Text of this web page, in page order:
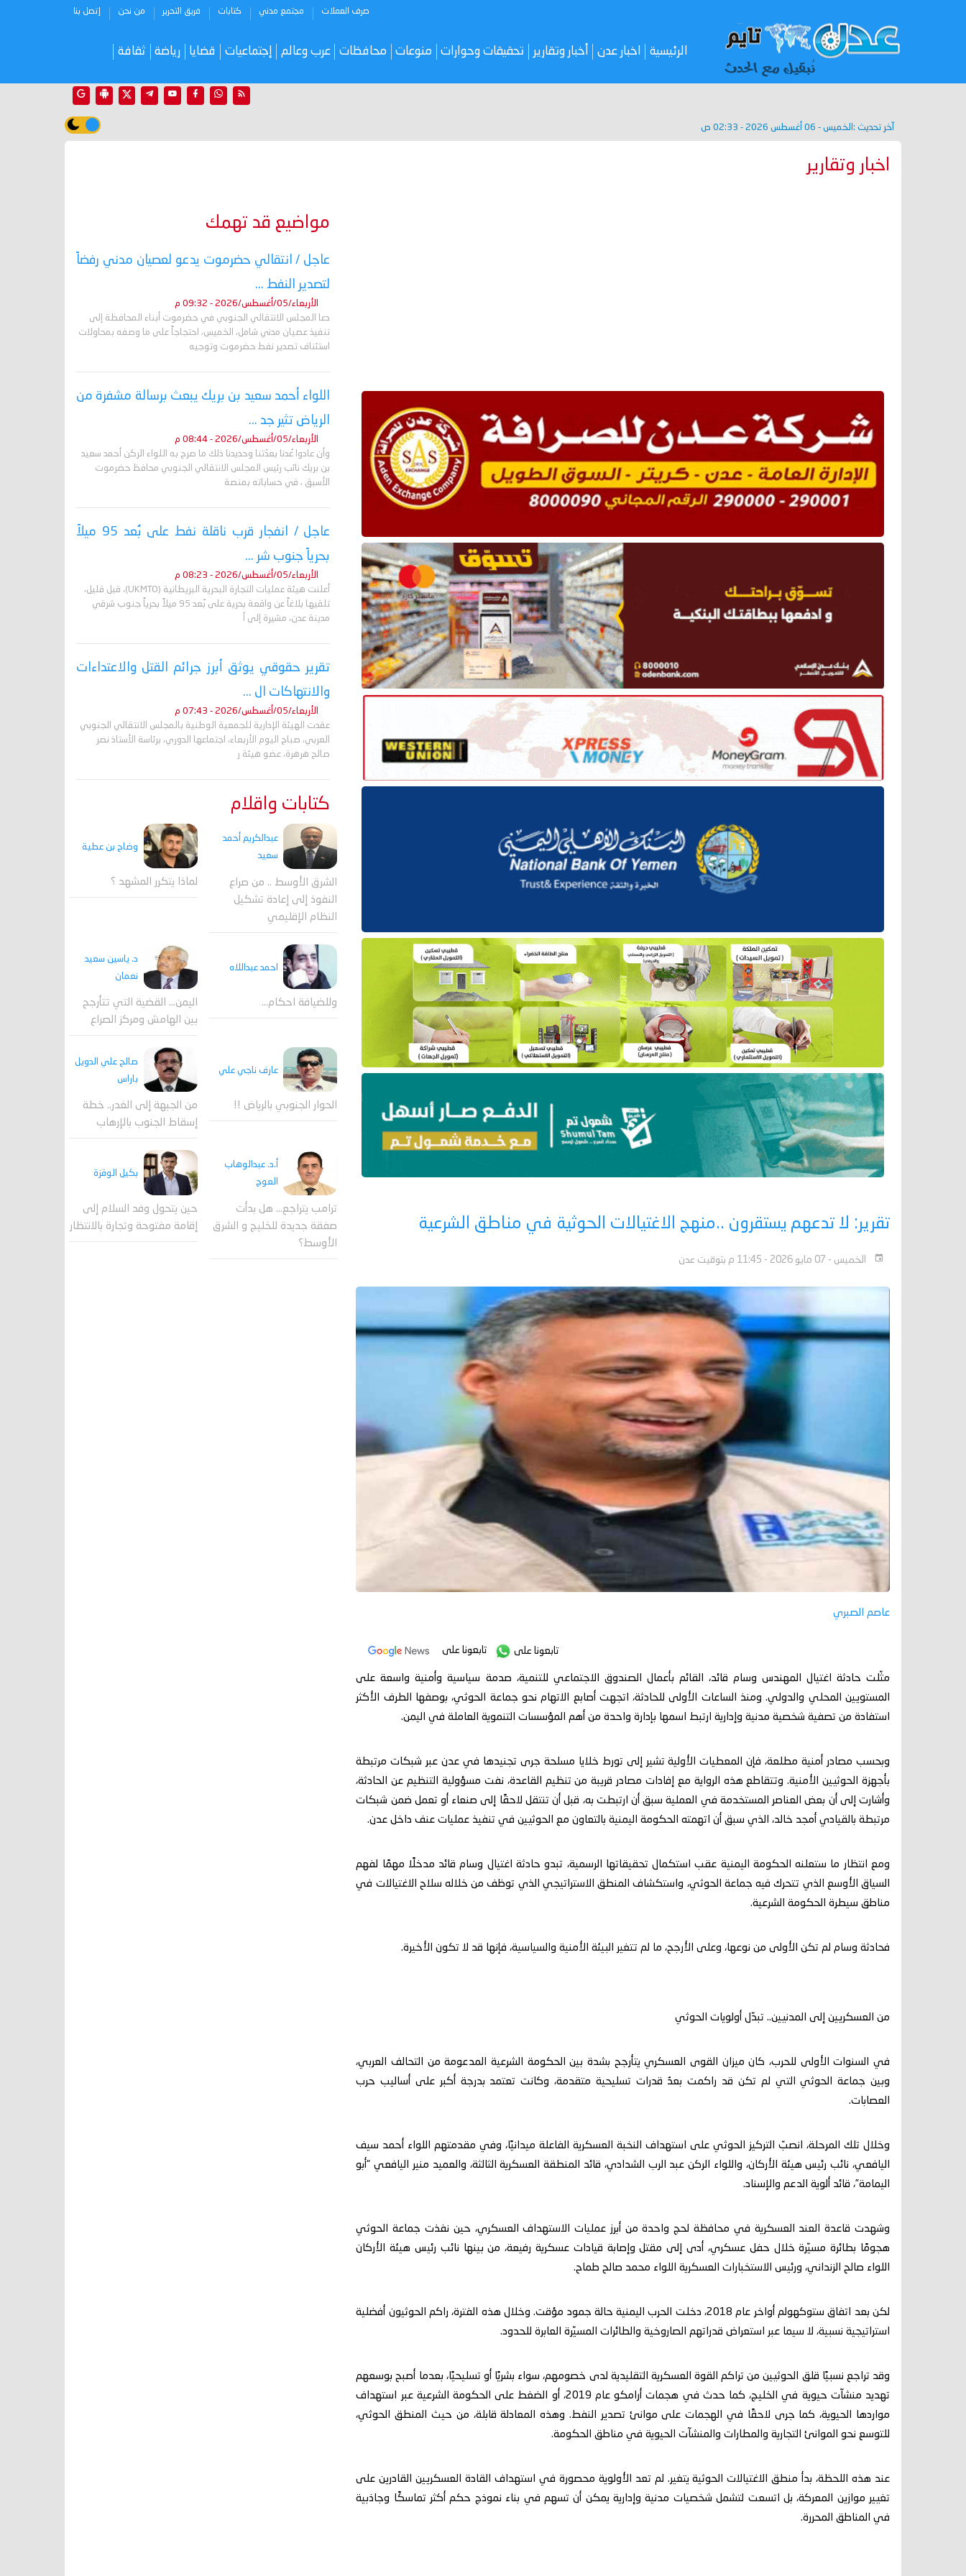
صرف العملات مجتمع مدني كتابات فريق التحرير من نحن إتصل بنا
الرئيسية اخبار عدن أخبار وتقارير تحقيقات وحوارات منوعات محافظات عرب وعالم إجتماعيات قضايا رياضة ثقافة
آخر تحديث : الخميس - 06 أغسطس 2026 - 02:33 ص
اخبار وتقارير
تقرير: لا تدعهم يستقرون ..منهج الاغتيالات الحوثية في مناطق الشرعية
الخميس - 07 مايو 2026 - 11:45 م بتوقيت عدن
عاصم الصبري
تابعونا على تابعونا على
مثّلت حادثة اغتيال المهندس وسام قائد، القائم بأعمال الصندوق الاجتماعي للتنمية، صدمة سياسية وأمنية واسعة على
المستويين المحلي والدولي. ومنذ الساعات الأولى للحادثة، اتجهت أصابع الاتهام نحو جماعة الحوثي، بوصفها الطرف الأكثر
استفادة من تصفية شخصية مدنية وإدارية ارتبط اسمها بإدارة واحدة من أهم المؤسسات التنموية العاملة في اليمن.
وبحسب مصادر أمنية مطلعة، فإن المعطيات الأولية تشير إلى تورط خلايا مسلحة جرى تجنيدها في عدن عبر شبكات مرتبطة
بأجهزة الحوثيين الأمنية. وتتقاطع هذه الرواية مع إفادات مصادر قريبة من تنظيم القاعدة، نفت مسؤولية التنظيم عن الحادثة،
وأشارت إلى أن بعض العناصر المستخدمة في العملية سبق أن ارتبطت به، قبل أن تنتقل لاحقًا إلى صنعاء أو تعمل ضمن شبكات
مرتبطة بالقيادي أمجد خالد، الذي سبق أن اتهمته الحكومة اليمنية بالتعاون مع الحوثيين في تنفيذ عمليات عنف داخل عدن.
ومع انتظار ما ستعلنه الحكومة اليمنية عقب استكمال تحقيقاتها الرسمية، تبدو حادثة اغتيال وسام قائد مدخلًا مهمًا لفهم
السياق الأوسع الذي تتحرك فيه جماعة الحوثي، واستكشاف المنطق الاستراتيجي الذي توظف من خلاله سلاح الاغتيالات في
مناطق سيطرة الحكومة الشرعية.
فحادثة وسام لم تكن الأولى من نوعها، وعلى الأرجح، ما لم تتغير البيئة الأمنية والسياسية، فإنها قد لا تكون الأخيرة.
من العسكريين إلى المدنيين.. تبدّل أولويات الحوثي
في السنوات الأولى للحرب، كان ميزان القوى العسكري يتأرجح بشدة بين الحكومة الشرعية المدعومة من التحالف العربي،
وبين جماعة الحوثي التي لم تكن قد راكمت بعدُ قدرات تسليحية متقدمة، وكانت تعتمد بدرجة أكبر على أساليب حرب
العصابات.
وخلال تلك المرحلة، انصبّ التركيز الحوثي على استهداف النخبة العسكرية الفاعلة ميدانيًا، وفي مقدمتهم اللواء أحمد سيف
اليافعي، نائب رئيس هيئة الأركان، واللواء الركن عبد الرب الشدادي، قائد المنطقة العسكرية الثالثة، والعميد منير اليافعي “أبو
اليمامة”، قائد ألوية الدعم والإسناد.
وشهدت قاعدة العند العسكرية في محافظة لحج واحدة من أبرز عمليات الاستهداف العسكري، حين نفذت جماعة الحوثي
هجومًا بطائرة مسيّرة خلال حفل عسكري، أدى إلى مقتل وإصابة قيادات عسكرية رفيعة، من بينها نائب رئيس هيئة الأركان
اللواء صالح الزنداني، ورئيس الاستخبارات العسكرية اللواء محمد صالح طماح.
لكن بعد اتفاق ستوكهولم أواخر عام 2018، دخلت الحرب اليمنية حالة جمود مؤقت. وخلال هذه الفترة، راكم الحوثيون أفضلية
استراتيجية نسبية، لا سيما عبر استعراض قدراتهم الصاروخية والطائرات المسيّرة العابرة للحدود.
وقد تراجع نسبيًا قلق الحوثيين من تراكم القوة العسكرية التقليدية لدى خصومهم، سواء بشريًا أو تسليحيًا، بعدما أصبح بوسعهم
تهديد منشآت حيوية في الخليج، كما حدث في هجمات أرامكو عام 2019، أو الضغط على الحكومة الشرعية عبر استهداف
مواردها الحيوية، كما جرى لاحقًا في الهجمات على موانئ تصدير النفط. وهذه المعادلة قابلة، من حيث المنطق الحوثي،
للتوسع نحو الموانئ التجارية والمطارات والمنشآت الحيوية في مناطق الحكومة.
عند هذه اللحظة، بدأ منطق الاغتيالات الحوثية يتغير. لم تعد الأولوية محصورة في استهداف القادة العسكريين القادرين على
تغيير موازين المعركة، بل اتسعت لتشمل شخصيات مدنية وإدارية يمكن أن تسهم في بناء نموذج حكم أكثر تماسكًا وجاذبية
في المناطق المحررة.
مواضيع قد تهمك
عاجل / انتقالي حضرموت يدعو لعصيان مدني رفضاً
لتصدير النفط ...
الأربعاء/05/أغسطس/2026 - 09:32 م
دعا المجلس الانتقالي الجنوبي في حضرموت أبناء المحافظة إلى
تنفيذ عصيان مدني شامل، الخميس، احتجاجاً على ما وصفه بمحاولات
استئناف تصدير نفط حضرموت وتوجيه
اللواء أحمد سعيد بن بريك يبعث برسالة مشفرة من
الرياض تثير جد ...
الأربعاء/05/أغسطس/2026 - 08:44 م
وأن عادوا عُدنا بعدّتنا وحديدنا ذلك ما صرح به اللواء الركن أحمد سعيد
بن بريك نائب رئيس المجلس الانتقالي الجنوبي محافظ حضرموت
الأسبق ، في حساباته بمنصة
عاجل / انفجار قرب ناقلة نفط على بُعد 95 ميلاً
بحرياً جنوب شر ...
الأربعاء/05/أغسطس/2026 - 08:23 م
أعلنت هيئة عمليات التجارة البحرية البريطانية (UKMTO)، قبل قليل،
تلقيها بلاغاً عن واقعة بحرية على بُعد 95 ميلاً بحرياً جنوب شرقي
مدينة عدن، مشيرة إلى أ
تقرير حقوقي يوثق أبرز جرائم القتل والاعتداءات
والانتهاكات ال ...
الأربعاء/05/أغسطس/2026 - 07:43 م
عقدت الهيئة الإدارية للجمعية الوطنية بالمجلس الانتقالي الجنوبي
العربي، صباح اليوم الأربعاء، اجتماعها الدوري، برئاسة الأستاذ نصر
صالح هرهرة، عضو هيئة ر
كتابات واقلام
عبدالكريم أحمد
سعيد
الشرق الأوسط .. من صراع
النفوذ إلى إعادة تشكيل
النظام الإقليمي
وضاح بن عطية
لماذا يتكرر المشهد ؟
احمد عبداللاه
وللضيافة احكام…
د. ياسين سعيد
نعمان
اليمن… القضية التي تتأرجح
بين الهامش ومركز الصراع
عارف ناجي علي
الحوار الجنوبي بالرياض !!
صالح علي الدويل
باراس
من الجبهة إلى الغدر.. خطة
إسقاط الجنوب بالإرهاب
أ.د. عبدالوهاب
العوج
ترامب يتراجع... هل بدأت
صفقة جديدة للخليج و الشرق
الأوسط؟
بكيل الوقزة
حين يتحول وفد السلام إلى
إقامة مفتوحة وتجارة بالانتظار